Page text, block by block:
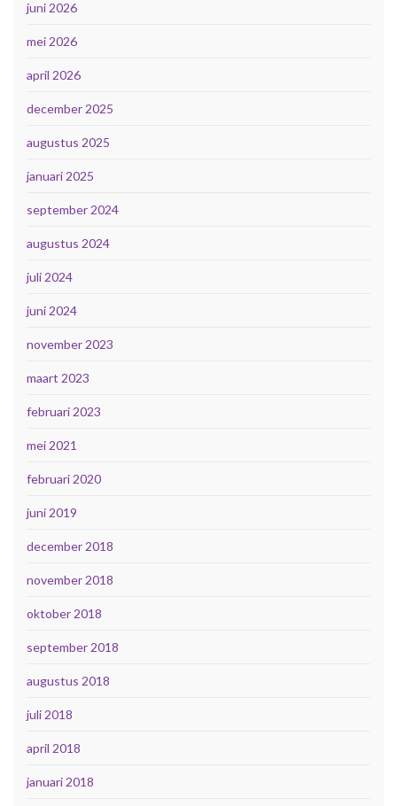
juni 2026
mei 2026
april 2026
december 2025
augustus 2025
januari 2025
september 2024
augustus 2024
juli 2024
juni 2024
november 2023
maart 2023
februari 2023
mei 2021
februari 2020
juni 2019
december 2018
november 2018
oktober 2018
september 2018
augustus 2018
juli 2018
april 2018
januari 2018